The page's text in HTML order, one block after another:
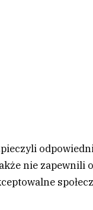
nie zapewnili